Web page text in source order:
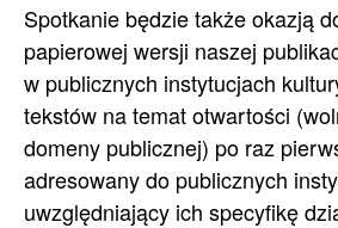
Spotkanie będzie także okazją
papierowej wersji naszej
w publicznych instytucjach
tekstów na temat otwartości
domeny publicznej) po raz
adresowany do publicznych
uwzględniający ich specyfikę